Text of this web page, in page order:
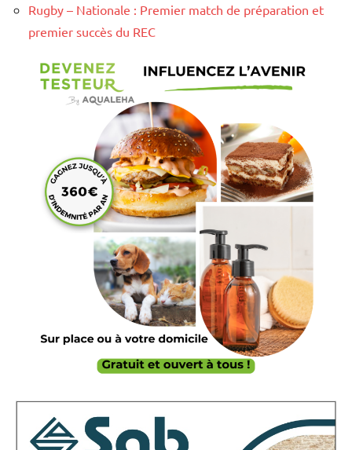
Rugby – Nationale : Premier match de préparation et
premier succès du REC